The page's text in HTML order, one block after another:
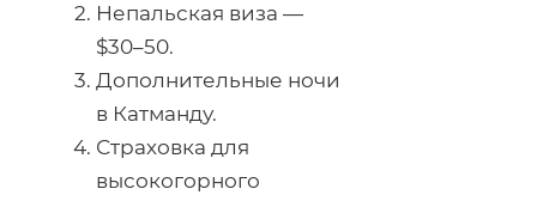
Непальская виза —
$30–50.
Дополнительные ночи
в Катманду.
Страховка для
высокогорного